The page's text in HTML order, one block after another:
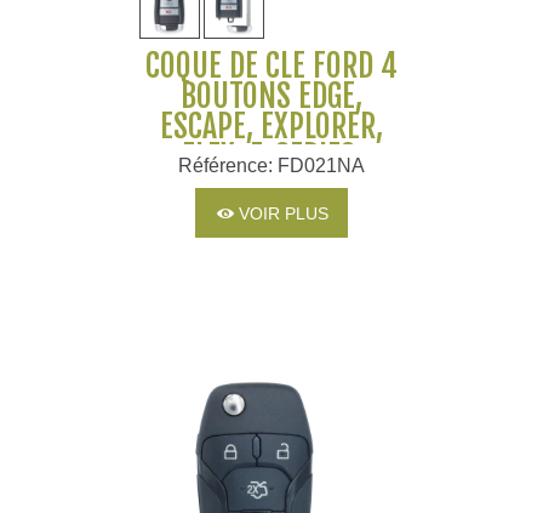
COQUE DE CLÉ FORD 4
BOUTONS EDGE,
ESCAPE, EXPLORER,
FLEX, F-SERIES,
FUSION, RANGER
Référence: FD021NA
VOIR PLUS